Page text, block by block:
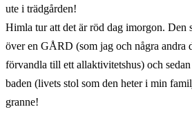
ute i trädgården!
Himla tur att det är röd dag imorgon. Den
över en GÅRD (som jag och några andra
förvandla till ett allaktivitetshus) och
baden (livets stol som den heter i min
granne!